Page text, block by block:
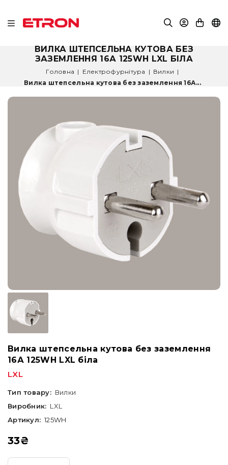
ВИЛКА ШТЕПСЕЛЬНА КУТОВА БЕЗ
ЗАЗЕМЛЕННЯ 16А 125WH LXL БІЛА
Головна | Електрофурнітура | Вилки |
Вилка штепсельна кутова без заземлення 16А...
Вилка штепсельна кутова без заземлення
16А 125WH LXL біла
LXL
Тип товару: Вилки
Виробник: LXL
Артикул: 125WH
33₴